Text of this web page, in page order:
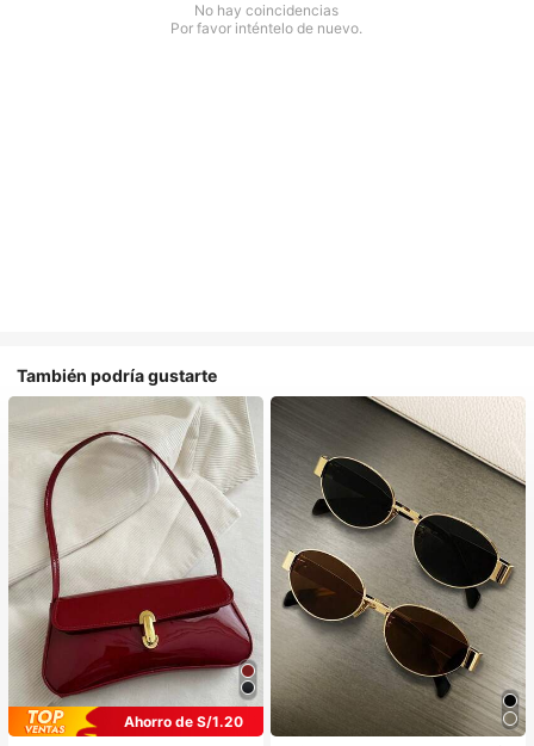
No hay coincidencias
Por favor inténtelo de nuevo.
También podría gustarte
Ahorro de S/1.20